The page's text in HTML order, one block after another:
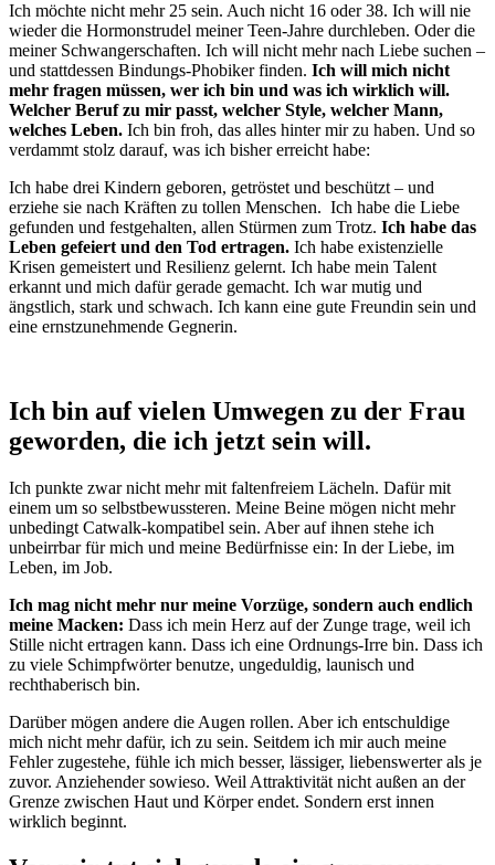
Ich möchte nicht mehr 25 sein. Auch nicht 16 oder 38. Ich will nie
wieder die Hormonstrudel meiner Teen-Jahre durchleben. Oder die
meiner Schwangerschaften. Ich will nicht mehr nach Liebe suchen –
und stattdessen Bindungs-Phobiker finden. Ich will mich nicht
mehr fragen müssen, wer ich bin und was ich wirklich will.
Welcher Beruf zu mir passt, welcher Style, welcher Mann,
welches Leben. Ich bin froh, das alles hinter mir zu haben. Und so
verdammt stolz darauf, was ich bisher erreicht habe:
Ich habe drei Kindern geboren, getröstet und beschützt – und
erziehe sie nach Kräften zu tollen Menschen. Ich habe die Liebe
gefunden und festgehalten, allen Stürmen zum Trotz. Ich habe das
Leben gefeiert und den Tod ertragen. Ich habe existenzielle
Krisen gemeistert und Resilienz gelernt. Ich habe mein Talent
erkannt und mich dafür gerade gemacht. Ich war mutig und
ängstlich, stark und schwach. Ich kann eine gute Freundin sein und
eine ernstzunehmende Gegnerin.
Ich bin auf vielen Umwegen zu der Frau
geworden, die ich jetzt sein will.
Ich punkte zwar nicht mehr mit faltenfreiem Lächeln. Dafür mit
einem um so selbstbewussteren. Meine Beine mögen nicht mehr
unbedingt Catwalk-kompatibel sein. Aber auf ihnen stehe ich
unbeirrbar für mich und meine Bedürfnisse ein: In der Liebe, im
Leben, im Job.
Ich mag nicht mehr nur meine Vorzüge, sondern auch endlich
meine Macken: Dass ich mein Herz auf der Zunge trage, weil ich
Stille nicht ertragen kann. Dass ich eine Ordnungs-Irre bin. Dass ich
zu viele Schimpfwörter benutze, ungeduldig, launisch und
rechthaberisch bin.
Darüber mögen andere die Augen rollen. Aber ich entschuldige
mich nicht mehr dafür, ich zu sein. Seitdem ich mir auch meine
Fehler zugestehe, fühle ich mich besser, lässiger, liebenswerter als je
zuvor. Anziehender sowieso. Weil Attraktivität nicht außen an der
Grenze zwischen Haut und Körper endet. Sondern erst innen
wirklich beginnt.